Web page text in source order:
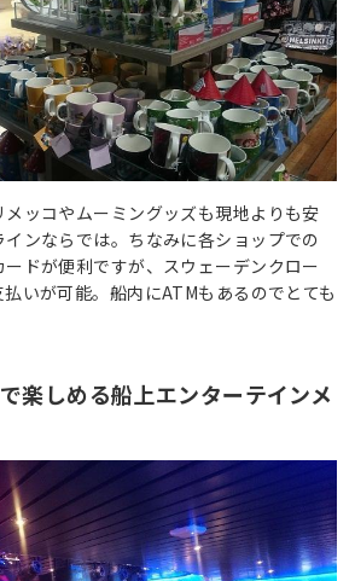
ッコやムーミングッズも現地よりも安
ンならでは。ちなみに各ショップでの
ドが便利ですが、スウェーデンクロー
いが可能。船内にATMもあるのでとても
楽しめる船上エンターテインメ